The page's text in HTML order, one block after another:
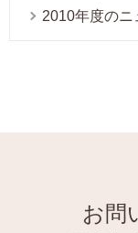
2010年度のニ
お問